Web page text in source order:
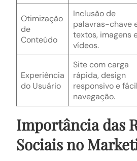
Otimização
de
Conteúdo
Inclusão de
palavras-chave
textos, imagens
vídeos.
Experiência
do Usuário
Site com carga
rápida, design
responsivo e fácil
navegação.
Importância das
Sociais no